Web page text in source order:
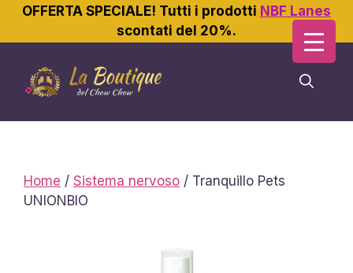
OFFERTA SPECIALE! Tutti i prodotti NBF Lanes
scontati del 20%.
contenuto
Home / Sistema nervoso / Tranquillo Pets
UNIONBIO